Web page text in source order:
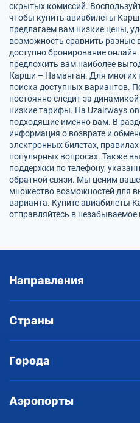
скрытых комиссий.
чтобы купить авиабилеты
предлагаем вам низкие цены,
возможность сравнить разные
доступно бронирование
предложить вам наиболее
Карши – Наманган. Для многих
поиска доступных вариантов.
постоянно следит за
низкие тарифы. На
подходящие именно вам. В
информация о возврате и
электронных билетах,
популярных вопросах. Также
поддержки по телефону,
обратной связи. Мы ценим
множество возможностей для
варианта. Купите авиабилеты
отправляйтесь в незабываемое
Направления
Страны
Города
Аэропорты